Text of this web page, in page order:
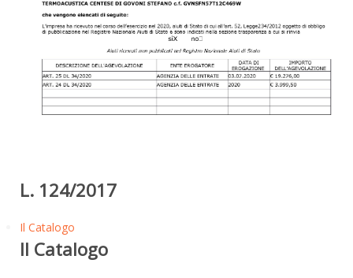
L. 124/2017
Il Catalogo
Il Catalogo